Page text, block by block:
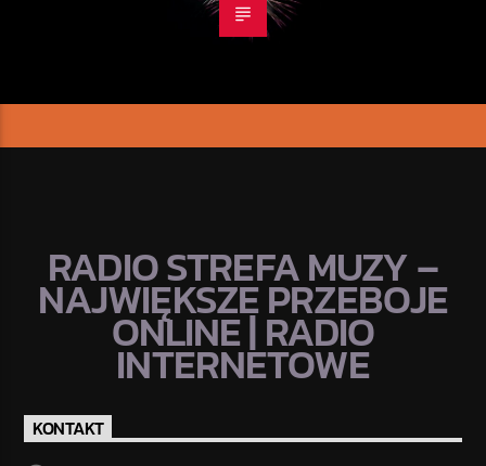
RADIO STREFA MUZY –
NAJWIĘKSZE PRZEBOJE
ONLINE | RADIO
INTERNETOWE
KONTAKT